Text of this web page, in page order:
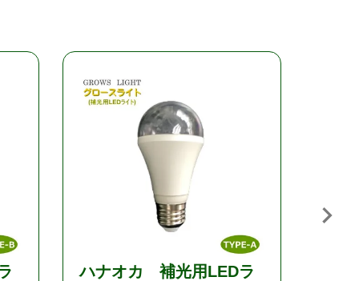
ハナオカ 補光用LEDラ